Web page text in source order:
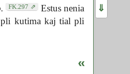
FK.297
Estus nenia
pli kutima kaj tial pli
«
⇓